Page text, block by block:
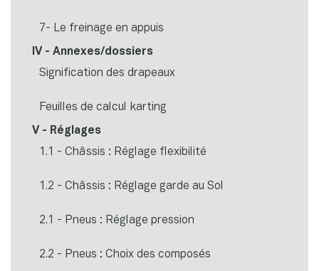
7- Le freinage en appuis
IV - Annexes/dossiers
Signification des drapeaux
Feuilles de calcul karting
V - Réglages
1.1 - Châssis : Réglage flexibilité
1.2 - Châssis : Réglage garde au Sol
2.1 - Pneus : Réglage pression
2.2 - Pneus : Choix des composés